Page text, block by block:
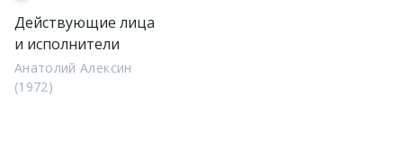
Действующие лица
и исполнители
Анатолий Алексин
(1972)